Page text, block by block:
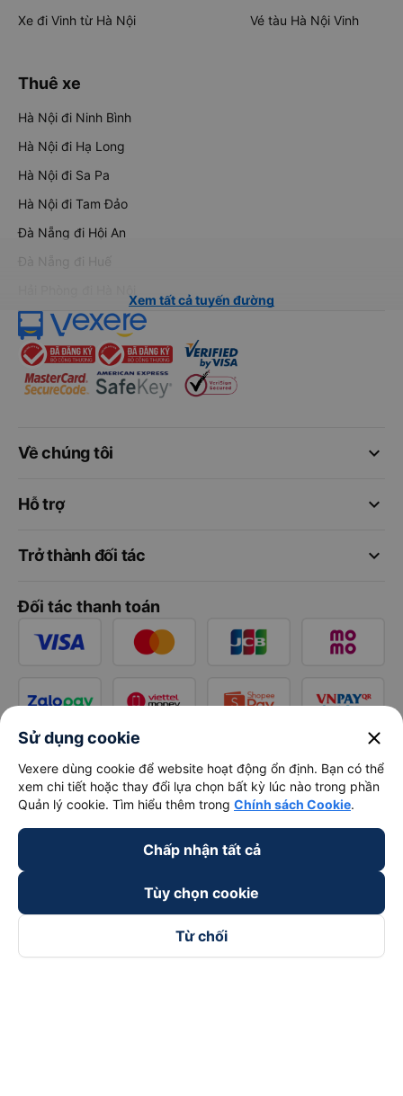
Xe đi Vinh từ Hà Nội
Vé tàu Hà Nội Vinh
Thuê xe
Hà Nội đi Ninh Bình
Hà Nội đi Hạ Long
Hà Nội đi Sa Pa
Hà Nội đi Tam Đảo
Đà Nẵng đi Hội An
Đà Nẵng đi Huế
Xem tất cả tuyến đường
keyboard_arrow_down
Về chúng tôi
keyboard_arrow_down
Hỗ trợ
keyboard_arrow_down
Trở thành đối tác
Đối tác thanh toán
Sử dụng cookie close
Vexere dùng cookie để website hoạt động ổn định. Bạn có thể
xem chi tiết hoặc thay đổi lựa chọn bất kỳ lúc nào trong phần
Quản lý cookie. Tìm hiểu thêm trong Chính sách Cookie.
Chấp nhận tất cả
Tùy chọn cookie
Từ chối